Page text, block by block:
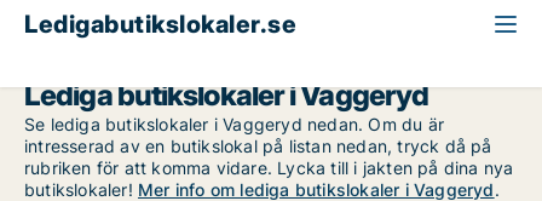
Ledigabutikslokaler.se
Lediga butikslokaler i Vaggeryd
Se lediga butikslokaler i Vaggeryd nedan. Om du är
intresserad av en butikslokal på listan nedan, tryck då på
rubriken för att komma vidare. Lycka till i jakten på dina nya
butikslokaler! Mer info om lediga butikslokaler i Vaggeryd.